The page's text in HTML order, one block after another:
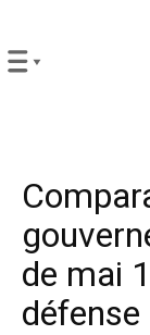
de mai